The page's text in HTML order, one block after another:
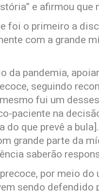
e afirmou que
foi o primeiro a
com a grande
da pandemia,
seguindo
fui um
paciente na
do que prevê a
grande parte da
saberão
por meio
sendo defendido